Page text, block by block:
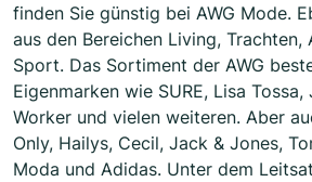
finden Sie günstig bei AWG Mode.
aus den Bereichen Living,
Sport. Das Sortiment der AWG
Eigenmarken wie SURE, Lisa Tossa,
Worker und vielen weiteren. Aber
Only, Hailys, Cecil, Jack & Jones,
Moda und Adidas. Unter dem